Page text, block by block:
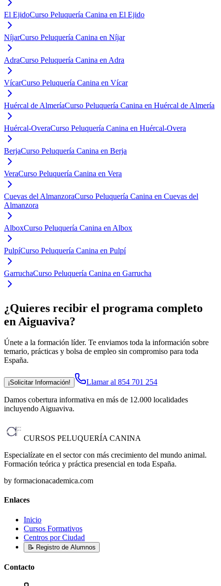
El EjidoCurso Peluquería Canina en El Ejido
NíjarCurso Peluquería Canina en Níjar
AdraCurso Peluquería Canina en Adra
VícarCurso Peluquería Canina en Vícar
Huércal de AlmeríaCurso Peluquería Canina en Huércal de Almería
Huércal-OveraCurso Peluquería Canina en Huércal-Overa
BerjaCurso Peluquería Canina en Berja
VeraCurso Peluquería Canina en Vera
Cuevas del AlmanzoraCurso Peluquería Canina en Cuevas del
Almanzora
AlboxCurso Peluquería Canina en Albox
PulpíCurso Peluquería Canina en Pulpí
GarruchaCurso Peluquería Canina en Garrucha
¿Quieres recibir el programa completo
en Aiguaviva?
Únete a la formación líder. Te enviamos toda la información sobre
temario, prácticas y bolsa de empleo sin compromiso para toda
España.
¡Solicitar Información! Llamar al 854 701 254
Damos cobertura informativa en más de 12.000 localidades
incluyendo Aiguaviva.
CURSOS PELUQUERÍA CANINA
Especialízate en el sector con más crecimiento del mundo animal.
Formación teórica y práctica presencial en toda España.
by formacionacademica.com
Enlaces
Inicio
Cursos Formativos
Centros por Ciudad
📝 Registro de Alumnos
Contacto